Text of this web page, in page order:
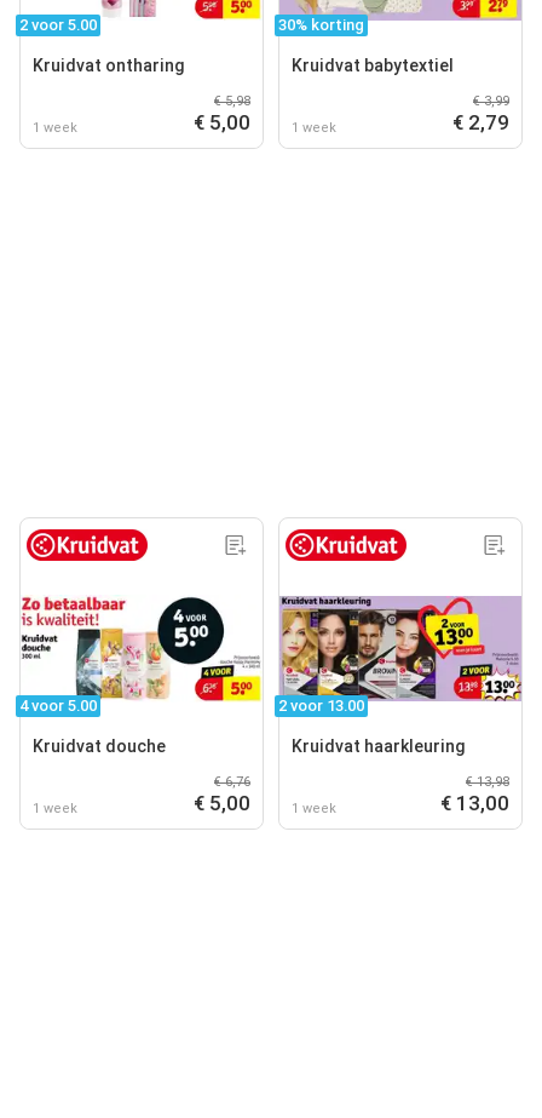
2 voor 5.00
Kruidvat ontharing
1 week
€ 5,98
€ 5,00
30% korting
Kruidvat babytextiel
1 week
€ 3,99
€ 2,79
4 voor 5.00
Kruidvat douche
1 week
€ 6,76
€ 5,00
2 voor 13.00
Kruidvat haarkleuring
1 week
€ 13,98
€ 13,00